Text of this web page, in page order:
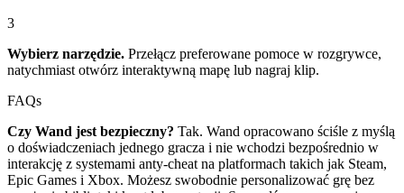
3
Wybierz narzędzie. Przełącz preferowane pomoce w rozgrywce,
natychmiast otwórz interaktywną mapę lub nagraj klip.
FAQs
Czy Wand jest bezpieczny? Tak. Wand opracowano ściśle z myślą
o doświadczeniach jednego gracza i nie wchodzi bezpośrednio w
interakcję z systemami anty-cheat na platformach takich jak Steam,
Epic Games i Xbox. Możesz swobodnie personalizować grę bez